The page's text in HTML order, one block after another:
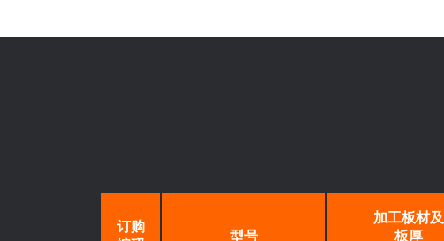
订购
型号
加工板材及
板厚